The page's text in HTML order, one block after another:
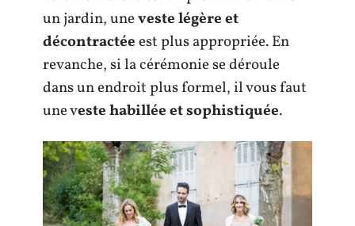
un jardin, uneveste légère et
décontractéeest plus appropriée. En
revanche, si la cérémonie se déroule
dans un endroit plus formel, il vous faut
une veste habillée et sophistiquée.